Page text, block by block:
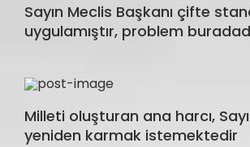
Sayın Meclis Başkanı çifte
uygulamıştır, problem
Milleti oluşturan ana harcı,
yeniden karmak istemektedir